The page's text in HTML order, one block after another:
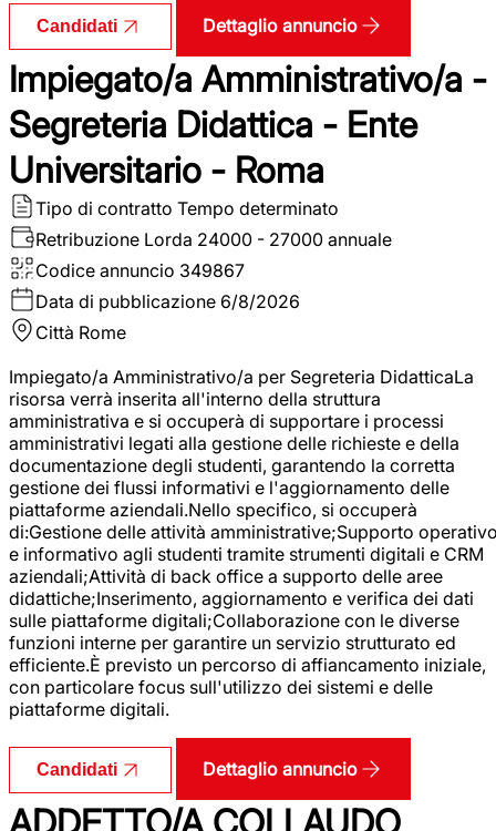
Candidati Dettaglio annuncio
Impiegato/a Amministrativo/a -
Segreteria Didattica - Ente
Universitario - Roma
Tipo di contratto Tempo determinato
Retribuzione Lorda 24000 - 27000 annuale
Codice annuncio 349867
Data di pubblicazione 6/8/2026
Città Rome
Impiegato/a Amministrativo/a per Segreteria DidatticaLa
risorsa verrà inserita all'interno della struttura
amministrativa e si occuperà di supportare i processi
amministrativi legati alla gestione delle richieste e della
documentazione degli studenti, garantendo la corretta
gestione dei flussi informativi e l'aggiornamento delle
piattaforme aziendali.Nello specifico, si occuperà
di:Gestione delle attività amministrative;Supporto
e informativo agli studenti tramite strumenti digitali e CRM
aziendali;Attività di back office a supporto delle aree
didattiche;Inserimento, aggiornamento e verifica dei dati
sulle piattaforme digitali;Collaborazione con le diverse
funzioni interne per garantire un servizio strutturato ed
efficiente.È previsto un percorso di affiancamento iniziale,
con particolare focus sull'utilizzo dei sistemi e delle
piattaforme digitali.
Candidati Dettaglio annuncio
ADDETTO/A COLLAUDO